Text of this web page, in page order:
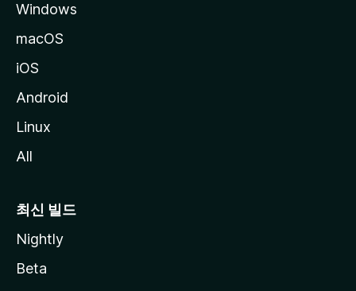
Windows
macOS
iOS
Android
Linux
All
최신 빌드
Nightly
Beta